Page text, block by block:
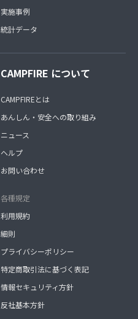
実施事例
統計データ
CAMPFIRE について
CAMPFIREとは
あんしん・安全への取り組み
ニュース
ヘルプ
お問い合わせ
各種規定
利用規約
細則
プライバシーポリシー
特定商取引法に基づく表記
情報セキュリティ方針
反社基本方針